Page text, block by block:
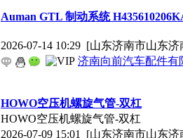
Auman GTL 制动系统
2026-07-14 10:29 [山东济南市山东
济南向前汽车配件有
HOWO空压机螺旋气管-双杠
HOWO空压机螺旋气管-双杠
2026-07-09 15:01 [山东济南市山东